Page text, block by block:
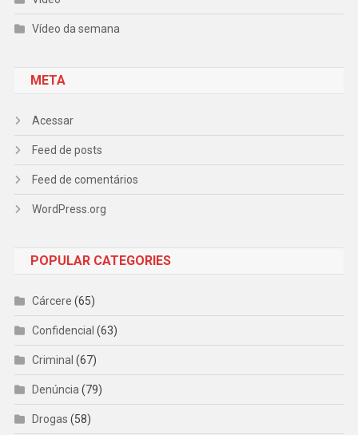
Vídeo da semana
META
Acessar
Feed de posts
Feed de comentários
WordPress.org
POPULAR CATEGORIES
Cárcere (65)
Confidencial (63)
Criminal (67)
Denúncia (79)
Drogas (58)